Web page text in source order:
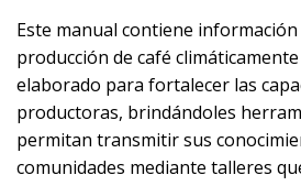
Este manual contiene
producción de café
elaborado para fortalecer las
productoras, brindándoles
permitan transmitir sus
comunidades mediante talleres